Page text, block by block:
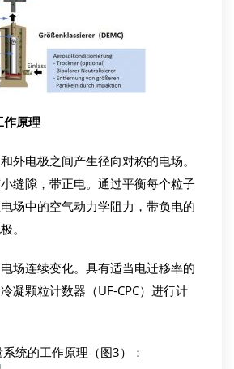
作原理
外电极之间产生径向对称的电场。
缝隙，带正电。通过平衡每个粒子
场中的空气动力学阻力，带负电的
。
场连续变化。具有适当电迁移率的
凝颗粒计数器（UF-CPC）进行计
统的工作原理（图3）：